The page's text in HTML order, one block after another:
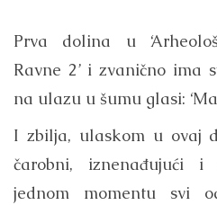
Prva dolina u
Ravne 2’ i zvanično ima
na ulazu u šumu glasi:
I zbilja, ulaskom u ovaj
čarobni, iznenađujući
jednom momentu svi